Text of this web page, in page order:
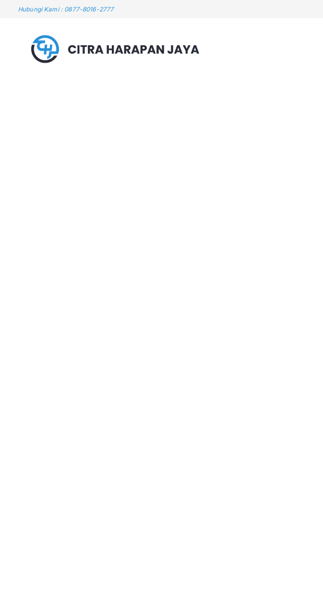
Hubungi Kami : 0877-8016-2777